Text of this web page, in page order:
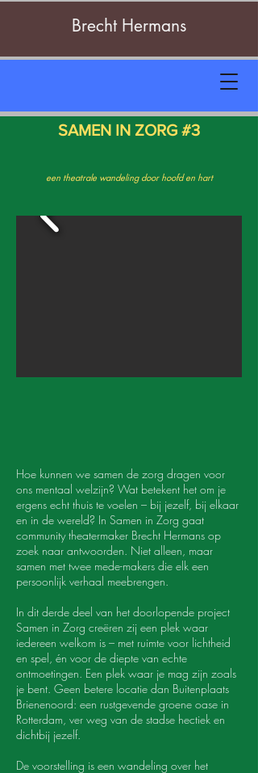
Brecht Hermans
SAMEN IN ZORG #3
een theatrale wandeling door hoofd en hart
Hoe kunnen we samen de zorg dragen voor
ons mentaal welzijn? Wat betekent het om je
ergens echt thuis te voelen – bij jezelf, bij elkaar
en in de wereld? In Samen in Zorg gaat
community theatermaker Brecht Hermans op
zoek naar antwoorden. Niet alleen, maar
samen met twee mede-makers die elk een
persoonlijk verhaal meebrengen.
In dit derde deel van het doorlopende project
Samen in Zorg creëren zij een plek waar
iedereen welkom is – met ruimte voor lichtheid
en spel, én voor de diepte van echte
ontmoetingen. Een plek waar je mag zijn zoals
je bent. Geen betere locatie dan Buitenplaats
Brienenoord: een rustgevende groene oase in
Rotterdam, ver weg van de stadse hectiek en
dichtbij jezelf.
De voorstelling is een wandeling over het